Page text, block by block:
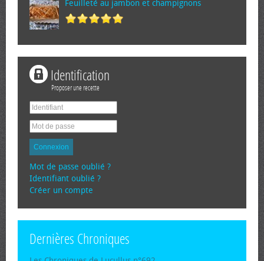
Feuilleté au jambon et champignons
Identification
Proposer une recette
Connexion
Mot de passe oublié ?
Identifiant oublié ?
Créer un compte
Dernières Chroniques